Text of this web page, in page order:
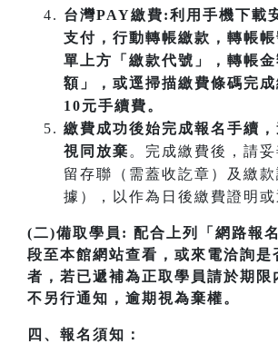
台灣PAY繳費:利用手機下載
支付，行動轉帳繳款，轉帳
單上方「繳款代號」，轉帳
額」，或逕掃描繳費條碼完
10元手續費。
繳費成功後始完成報名手續
視同放棄 。完成繳費後，請
留存聯（需蓋收訖章）及繳
據），以作為日後繳費證明或
(二)備取學員: 配合上列「網路報
段至本館網站查看，或來電洽詢是
者，若已遞補為正取學員請於期限
不另行通知，逾期視為棄權。
四 、 報名須知：